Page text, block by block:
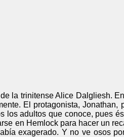
la trinitense Alice Dalgliesh.
El protagonista,
los adultos que conoce, pues
en Hemlock para hacer un
exagerado. Y no ve osos